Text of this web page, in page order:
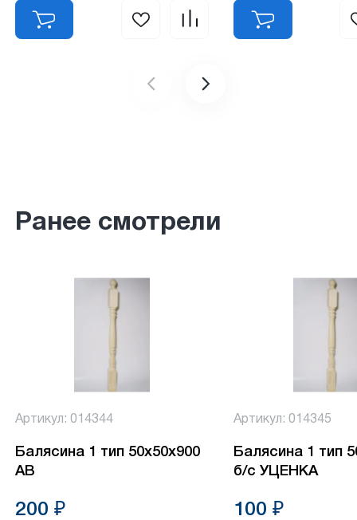
Ранее смотрели
Артикул: 014344
Балясина 1 тип 50х50х900
АВ
200 ₽
Артикул: 014345
Балясина 1 тип
б/с УЦЕНКА
100 ₽